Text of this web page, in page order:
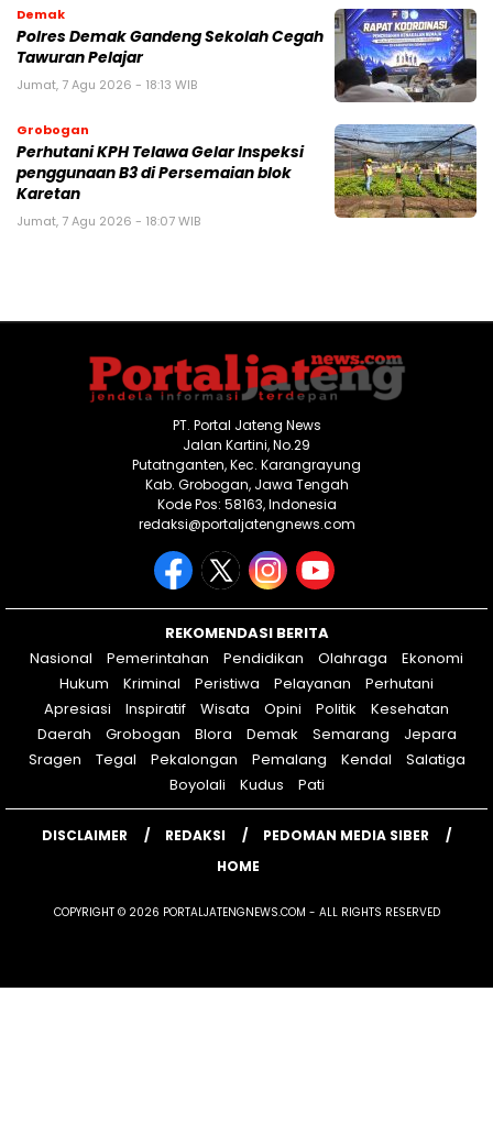
Demak
Polres Demak Gandeng Sekolah Cegah
Tawuran Pelajar
Jumat, 7 Agu 2026 - 18:13 WIB
Grobogan
Perhutani KPH Telawa Gelar Inspeksi
penggunaan B3 di Persemaian blok
Karetan
Jumat, 7 Agu 2026 - 18:07 WIB
PT. Portal Jateng News
Jalan Kartini, No.29
Putatnganten, Kec. Karangrayung
Kab. Grobogan, Jawa Tengah
Kode Pos: 58163, Indonesia
redaksi@portaljatengnews.com
REKOMENDASI BERITA
Nasional
Pemerintahan Pendidikan Olahraga
Ekonomi
Hukum
Kriminal Peristiwa Pelayanan
Perhutani
Apresiasi
Inspiratif Wisata Opini Politik
Kesehatan
Daerah
Grobogan Blora Demak Semarang
Jepara
Sragen
Tegal Pekalongan Pemalang Kendal
Salatiga
Boyolali
Kudus Pati
DISCLAIMER REDAKSI
PEDOMAN MEDIA SIBER
HOME
COPYRIGHT © 2026 PORTALJATENGNEWS.COM - ALL RIGHTS RESERVED